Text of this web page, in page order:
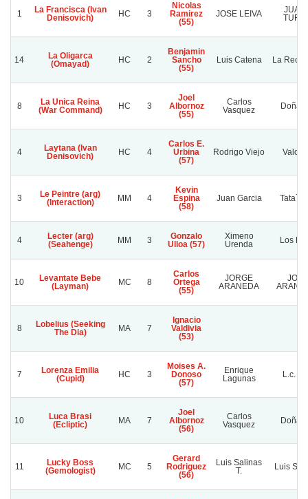
1
La Francisca (Ivan
Denisovich)
HC 3
Nicolas
Ramirez
(55)
JOSE LEIVA
JUAN
14
La Oligarca
(Omayad)
HC 2
Benjamin
Sancho
(55)
Luis Catena La
8
La Unica Reina
(War Command)
HC 3
Joel
Albornoz
(55)
Carlos
Vasquez
Doña
4
Laytana (Ivan
Denisovich)
HC 4
Carlos E.
Urbina
(57)
Rodrigo Viejo Valor
3
Le Peintre (arg)
(Interaction)
MM 4
Kevin
Espina
(58)
Juan Garcia Tata`s
4
Lecter (arg)
(Seahenge)
MM 3
Gonzalo
Ulloa (57)
Ximeno
Urenda
Los
10
Levantate Bebe
(Layman)
MC 8
Carlos
Ortega
(55)
JORGE
ARANEDA
8
Lobelius (Seeking
The Dia)
MA 7
Ignacio
Valdivia
(53)
7
Lorenza Emilia
(Cupid)
HC 3
Moises A.
Donoso
(57)
Enrique
Lagunas
L.c.
10
Luca Brasi
(Ecliptic)
MA 7
Joel
Albornoz
(56)
Carlos
Vasquez
Doña
11
Lucky Boss
(Gemologist)
MC 5
Gerard
Rodriguez
(56)
Luis Salinas
T.
Luis